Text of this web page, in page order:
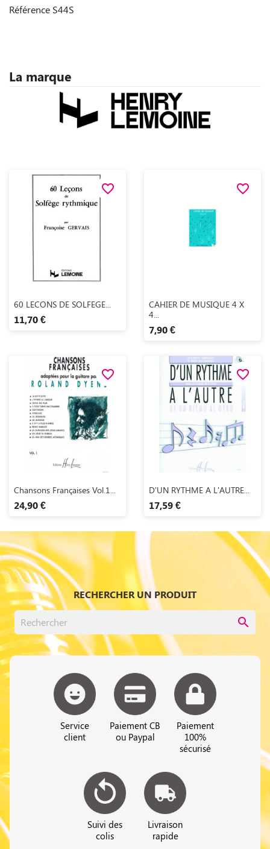
Référence S44S
La marque
Aperçu rapide
60 LECONS DE SOLFEGE...
11,70 €
favorite_border
 Aperçu rapide
CAHIER DE MUSIQUE 4 X
4...
7,90 €
favorite_border
 Aperçu rapide
Chansons Françaises Vol.1...
24,90 €
favorite_border
Aperçu rapide
D'UN RYTHME A L'AUTRE...
17,59 €
favorite_border
RECHERCHER UN PRODUIT
search
Service
client
Paiement CB
ou Paypal
Paiement
100%
sécurisé
Suivi des
colis
Livraison
rapide